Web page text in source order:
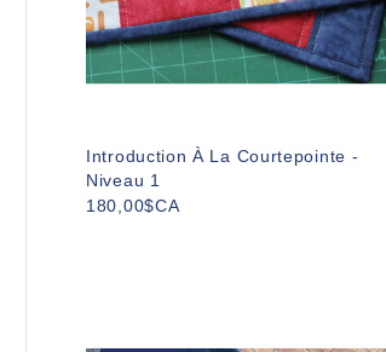
Introduction À La Courtepointe -
Niveau 1
180,00$CA